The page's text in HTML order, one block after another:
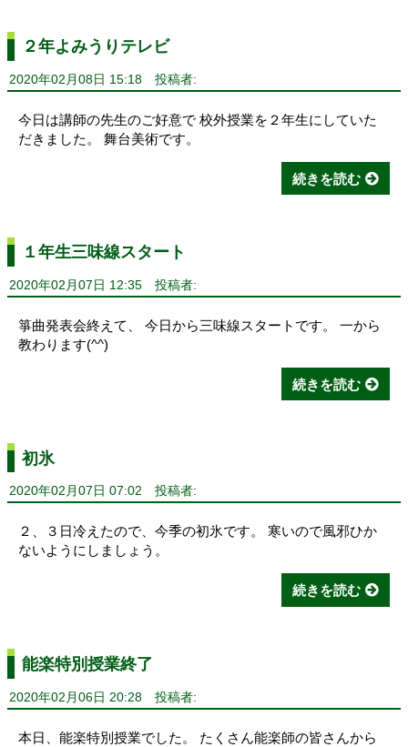
２年よみうりテレビ
2020年02月08日 15:18 投稿者:
今日は講師の先生のご好意で 校外授業を２年生にしていた
だきました。 舞台美術です。
続きを読む
１年生三味線スタート
2020年02月07日 12:35 投稿者:
箏曲発表会終えて、 今日から三味線スタートです。 一から
教わります(^^)
続きを読む
初氷
2020年02月07日 07:02 投稿者:
２、３日冷えたので、今季の初氷です。 寒いので風邪ひか
ないようにしましょう。
続きを読む
能楽特別授業終了
2020年02月06日 20:28 投稿者:
本日、能楽特別授業でした。 たくさん能楽師の皆さんから